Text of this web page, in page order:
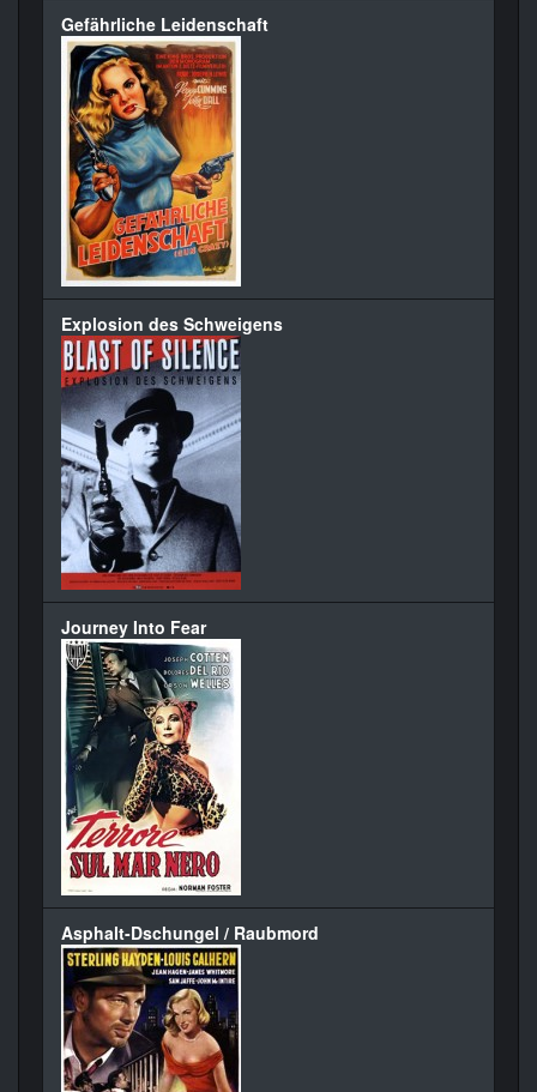
Gefährliche Leidenschaft
Explosion des Schweigens
Journey Into Fear
Asphalt-Dschungel / Raubmord